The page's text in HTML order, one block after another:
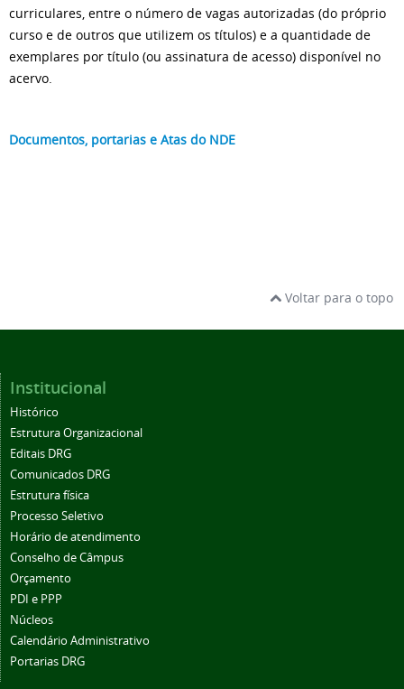
curriculares, entre o número de vagas autorizadas (do próprio
curso e de outros que utilizem os títulos) e a quantidade de
exemplares por título (ou assinatura de acesso) disponível no
acervo.
Documentos, portarias e Atas do NDE
Voltar para o topo
Institucional
Histórico
Estrutura Organizacional
Editais DRG
Comunicados DRG
Estrutura física
Processo Seletivo
Horário de atendimento
Conselho de Câmpus
Orçamento
PDI e PPP
Núcleos
Calendário Administrativo
Portarias DRG